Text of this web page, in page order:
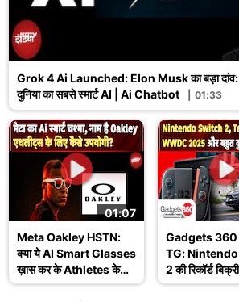
Grok 4 Ai Launched: Elon Musk का बड़ा दांव:
दुनिया का सबसे स्मार्ट AI | Ai Chatbot
01:33
01:07
Meta Oakley HSTN:
क्या ये AI Smart Glasses
ख़ास कर के Athletes के
लिए हैं? जानिए इसके
Gadgets
TG:
2 की रिकॉर्ड
Robotaxi और